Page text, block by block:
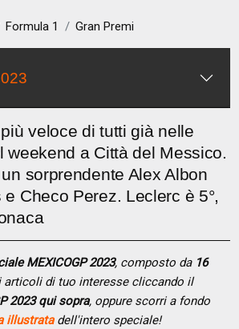
Formula 1 Gran Premi
veloce di tutti già nelle
weekend a Città del Messico.
sorprendente Alex Albon
Checo Perez. Leclerc è 5°,
MEXICOGP 2023, composto da 16
articoli di tuo interesse cliccando il
2023 qui sopra, oppure scorri a fondo
illustratadell'intero speciale!